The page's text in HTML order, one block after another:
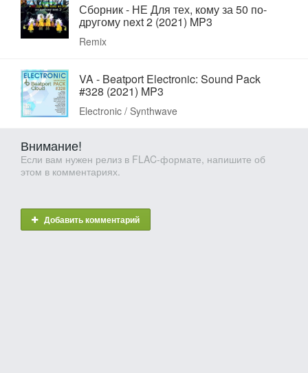
Сборник - НЕ Для тех, кому за 50 по-
другому next 2 (2021) MP3
Remix
VA - Beatport Electronic: Sound Pack
#328 (2021) MP3
Electronic / Synthwave
Внимание!
Если вам нужен релиз в FLAC-формате, напишите об
этом в комментариях.
Добавить комментарий